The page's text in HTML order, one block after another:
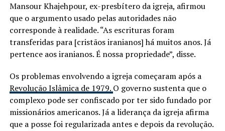
Mansour Khajehpour, ex-presbítero da igreja, afirmou
que o argumento usado pelas autoridades não
corresponde à realidade. “As escrituras foram
transferidas para [cristãos iranianos] há muitos anos. Já
pertence aos iranianos. É nossa propriedade”, disse.
Os problemas envolvendo a igreja começaram após a
Revolução Islâmica de 1979. O governo sustenta que o
complexo pode ser confiscado por ter sido fundado por
missionários americanos. Já a liderança da igreja afirma
que a posse foi regularizada antes e depois da revolução.